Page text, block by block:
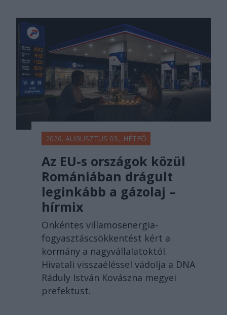
2026. AUGUSZTUS 03., HÉTFŐ
Az EU-s országok közül
Romániában drágult
leginkább a gázolaj –
hírmix
Önkéntes villamosenergia-
fogyasztáscsökkentést kért a
kormány a nagyvállalatoktól.
Hivatali visszaéléssel vádolja a DNA
Ráduly István Kovászna megyei
prefektust.